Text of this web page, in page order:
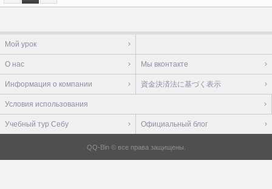
Мой урок
О нас Мы вконтакте
Информация о компании 資金決済法に基づく表示
Условия использования
Учебный тур Себу Официальный блог
QQ-Bin © все права защищены.